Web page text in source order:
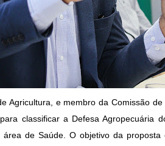
Agricultura, e membro da Comissão
classificar a Defesa Agropecuária
de Saúde. O objetivo da